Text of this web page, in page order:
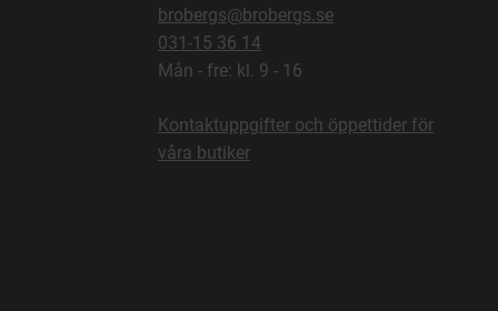
brobergs@brobergs.se
031-15 36 14
Mån - fre: kl. 9 - 16
Kontaktuppgifter och öppettider för
våra butiker